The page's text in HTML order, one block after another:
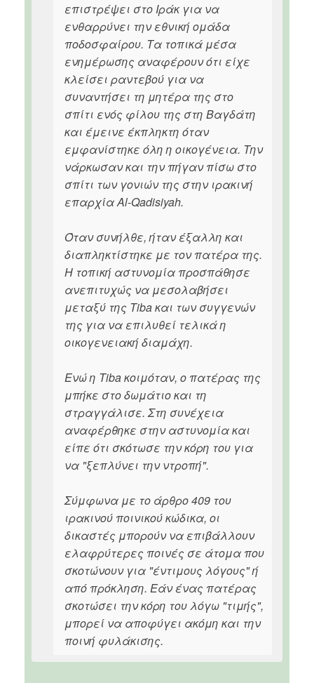
επιστρέψει στο Ιράκ για να
ενθαρρύνει την εθνική ομάδα
ποδοσφαίρου. Τα τοπικά μέσα
ενημέρωσης αναφέρουν ότι είχε
κλείσει ραντεβού για να
συναντήσει τη μητέρα της στο
σπίτι ενός φίλου της στη Βαγδάτη
και έμεινε έκπληκτη όταν
εμφανίστηκε όλη η οικογένεια. Την
νάρκωσαν και την πήγαν πίσω στο
σπίτι των γονιών της στην ιρακινή
επαρχία Al-Qadisiyah.
Όταν συνήλθε, ήταν έξαλλη και
διαπληκτίστηκε με τον πατέρα της.
Η τοπική αστυνομία προσπάθησε
ανεπιτυχώς να μεσολαβήσει
μεταξύ της Tiba και των συγγενών
της για να επιλυθεί τελικά η
οικογενειακή διαμάχη.
Ενώ η Tiba κοιμόταν, ο πατέρας της
μπήκε στο δωμάτιο και τη
στραγγάλισε. Στη συνέχεια
αναφέρθηκε στην αστυνομία και
είπε ότι σκότωσε την κόρη του για
να "ξεπλύνει την ντροπή".
Σύμφωνα με το άρθρο 409 του
ιρακινού ποινικού κώδικα, οι
δικαστές μπορούν να επιβάλλουν
ελαφρύτερες ποινές σε άτομα που
σκοτώνουν για "έντιμους λόγους" ή
από πρόκληση. Εάν ένας πατέρας
σκοτώσει την κόρη του λόγω "τιμής",
μπορεί να αποφύγει ακόμη και την
ποινή φυλάκισης.